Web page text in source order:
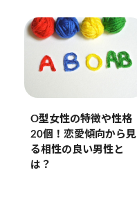
O型女性の特徴や性格
20個！恋愛傾向から見
る相性の良い男性と
は？